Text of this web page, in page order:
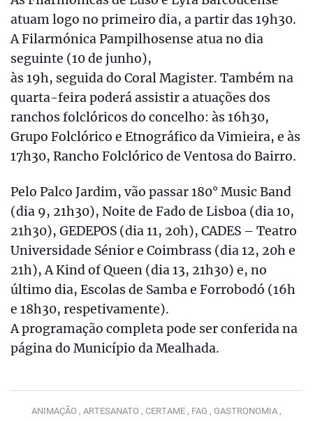
atuam logo no primeiro dia, a partir das 19h30.
A Filarmónica Pampilhosense atua no dia
seguinte (10 de junho),
às 19h, seguida do Coral Magister. Também na
quarta-feira poderá assistir a atuações dos
ranchos folclóricos do concelho: às 16h30,
Grupo Folclórico e Etnográfico da Vimieira, e às
17h30, Rancho Folclórico de Ventosa do Bairro.
Pelo Palco Jardim, vão passar 180° Music Band
(dia 9, 21h30), Noite de Fado de Lisboa (dia 10,
21h30), GEDEPOS (dia 11, 20h), CADES – Teatro
Universidade Sénior e Coimbrass (dia 12, 20h e
21h), A Kind of Queen (dia 13, 21h30) e, no
último dia, Escolas de Samba e Forrobodó (16h
e 18h30, respetivamente).
A programação completa pode ser conferida na
página do Município da Mealhada.
ANIMAÇÃO , ARTESANATO , CERTAME , FAG , GASTRONOMIA ,